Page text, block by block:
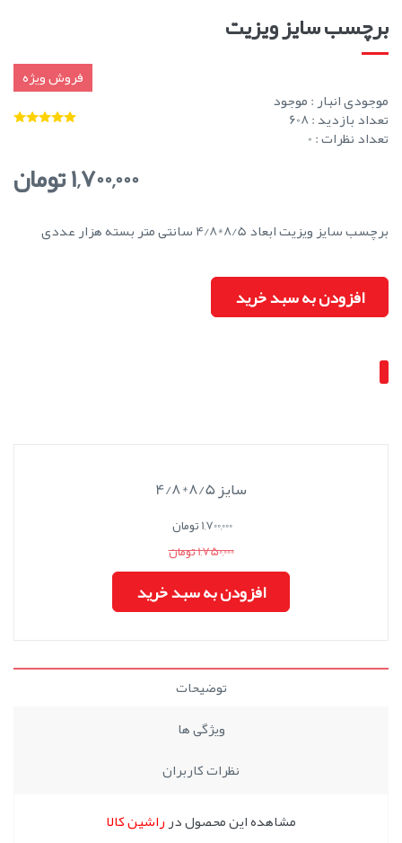
برچسب سایز ویزیت
فروش ویژه
موجودی انبار :موجود
تعداد بازدید : 608
تعداد نظرات : 0
1,700,000 تومان
برچسب سایز ویزیت ابعاد 8/5*4/8 سانتی متر بسته هزار عددی
افزودن به سبد خرید
سایز 8/5*4/8
1,700,000 تومان
1,750,000 تومان
افزودن به سبد خرید
توضیحات
ویژگی ها
نظرات کاربران
مشاهده این محصول درراشین کالا